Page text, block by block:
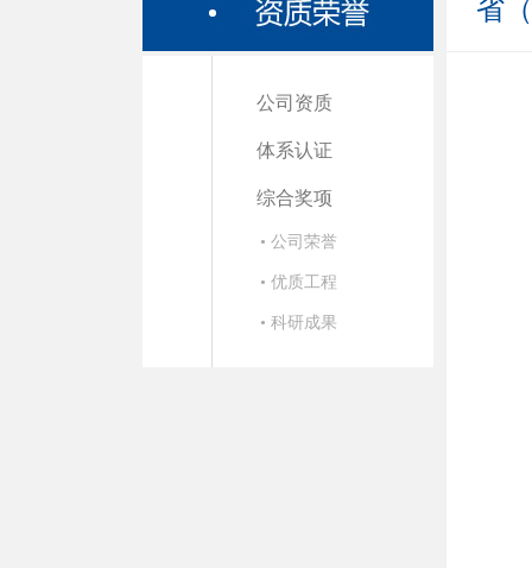
公司资质
体系认证
综合奖项
• 公司荣誉
• 优质工程
• 科研成果
省